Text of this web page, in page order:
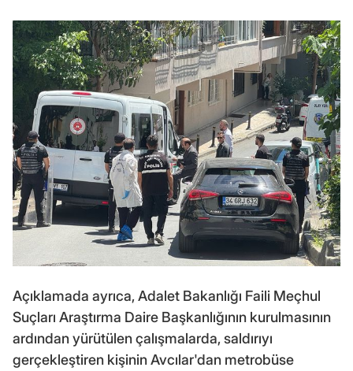
Açıklamada ayrıca, Adalet Bakanlığı Faili Meçhul
Suçları Araştırma Daire Başkanlığının kurulmasının
ardından yürütülen çalışmalarda, saldırıyı
gerçekleştiren kişinin Avcılar'dan metrobüse